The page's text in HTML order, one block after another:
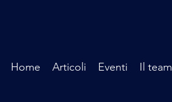
Home Articoli Eventi Il team